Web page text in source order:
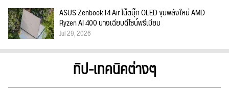
ASUS Zenbook 14 Air โน้ตบุ๊ก OLED ขุมพลังใหม่ AMD
Ryzen AI 400 บางเฉียบดีไซน์พรีเมียม
Jul 29, 2026
ทิป-เทคนิคต่างๆ